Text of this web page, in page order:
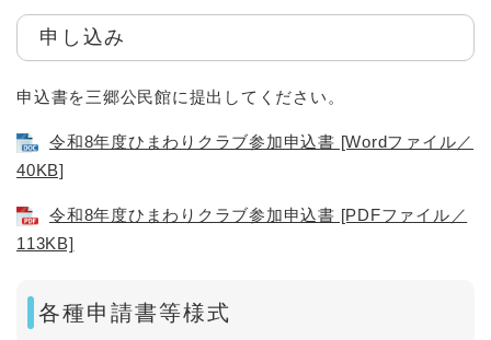
申し込み
申込書を三郷公民館に提出してください。
令和8年度ひまわりクラブ参加申込書 [Wordファイル／
40KB]
令和8年度ひまわりクラブ参加申込書 [PDFファイル／
113KB]
各種申請書等様式